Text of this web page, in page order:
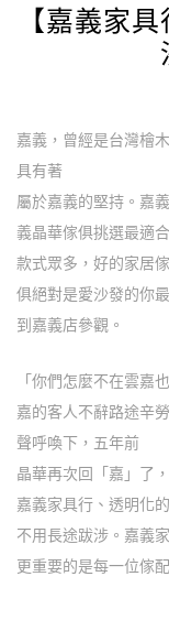
【嘉義家
嘉義，曾經是台灣檜
具有著
屬於嘉義的堅持。嘉
義晶華傢俱挑選最適
款式眾多，好的家居
俱絕對是愛沙發的你
到嘉義店參觀。
「你們怎麼不在雲嘉
嘉的客人不辭路途辛
聲呼喚下，五年前
晶華再次回「嘉」了
嘉義家具行 、透明化
不用長途跋涉。嘉義
更重要的是每一位傢